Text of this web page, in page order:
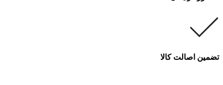
تضمین اصالت کالا